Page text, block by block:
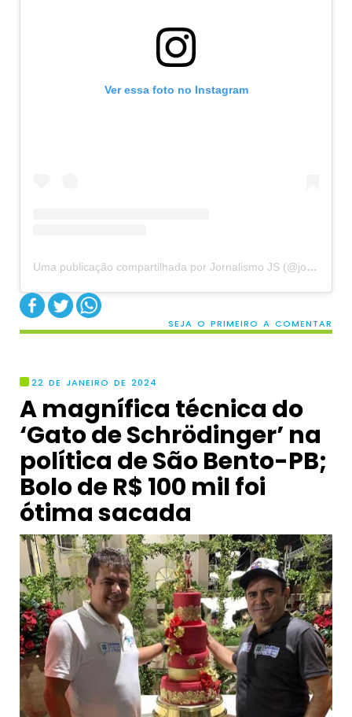
Ver essa foto no Instagram
Uma publicação compartilhada por Jornalismo JS (@jornalismo.js)
SEJA O PRIMEIRO A COMENTAR
22 DE JANEIRO DE 2024
A magnífica técnica do
‘Gato de Schrödinger’ na
política de São Bento-PB;
Bolo de R$ 100 mil foi
ótima sacada